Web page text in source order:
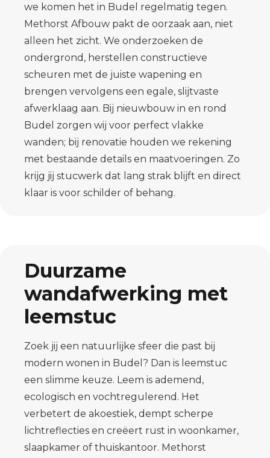
we komen het in Budel regelmatig tegen.
Methorst Afbouw pakt de oorzaak aan, niet
alleen het zicht. We onderzoeken de
ondergrond, herstellen constructieve
scheuren met de juiste wapening en
brengen vervolgens een egale, slijtvaste
afwerklaag aan. Bij nieuwbouw in en rond
Budel zorgen wij voor perfect vlakke
wanden; bij renovatie houden we rekening
met bestaande details en maatvoeringen. Zo
krijg jij stucwerk dat lang strak blijft en direct
klaar is voor schilder of behang.
Duurzame
wandafwerking met
leemstuc
Zoek jij een natuurlijke sfeer die past bij
modern wonen in Budel? Dan is leemstuc
een slimme keuze. Leem is ademend,
ecologisch en vochtregulerend. Het
verbetert de akoestiek, dempt scherpe
lichtreflecties en creëert rust in woonkamer,
slaapkamer of thuiskantoor. Methorst